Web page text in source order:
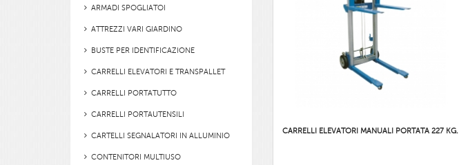
ARMADI SPOGLIATOI
ATTREZZI VARI GIARDINO
BUSTE PER IDENTIFICAZIONE
CARRELLI ELEVATORI E TRANSPALLET
CARRELLI PORTATUTTO
CARRELLI PORTAUTENSILI
CARTELLI SEGNALATORI IN ALLUMINIO
CONTENITORI MULTIUSO
CARRELLI ELEVATORI MANUALI PORTATA 227 KG.